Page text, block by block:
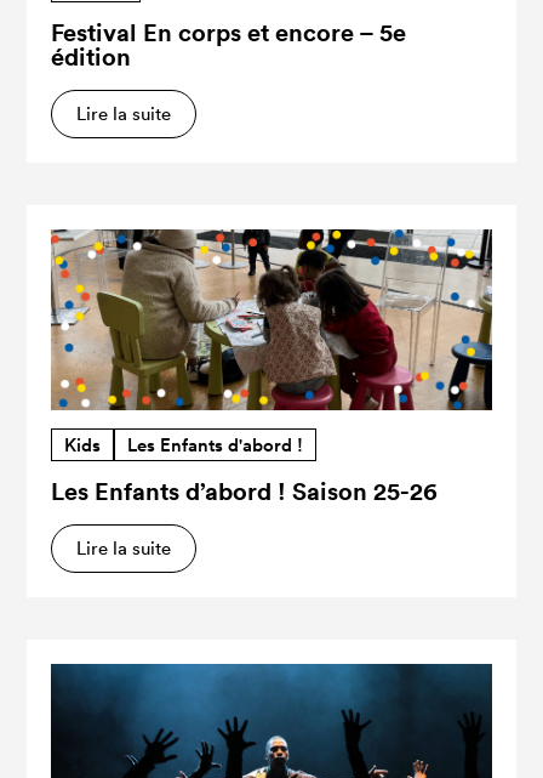
Festival En corps et encore – 5e
édition
Lire la suite
Kids Les Enfants d'abord !
Les Enfants d’abord ! Saison 25-26
Lire la suite